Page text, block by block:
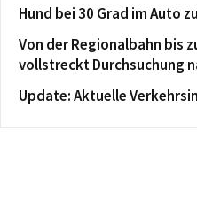
Hund bei 30 Grad im Auto
Von der Regionalbahn bis
vollstreckt Durchsuchung
Update: Aktuelle